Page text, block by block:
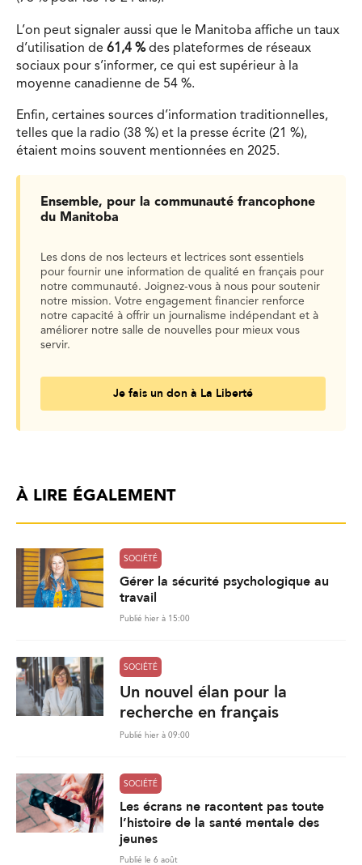
L’on peut signaler aussi que l e Manitoba affiche un taux
d’utilisation de 61,4 %des plateformes de réseaux
sociaux pour s’informer, ce qui est supérieur à la
moyenne canadienne de 54 %.
Enfin, certaines sources d’information traditionnelles,
telles que la radio (38 %) et la presse écrite (21 %),
étaient moins souvent mentionnées en 2025.
Ensemble, pour la communauté francophone
du Manitoba
Les dons de nos lecteurs et lectrices sont essentiels
pour fournir une information de qualité en français pour
notre communauté. Joignez-vous à nous pour soutenir
notre mission. Votre engagement financier renforce
notre capacité à offrir un journalisme indépendant et à
améliorer notre salle de nouvelles pour mieux vous
servir.
Je fais un don à La Liberté
À LIRE ÉGALEMENT
SOCIÉTÉ
Gérer la sécurité psychologique au
travail
Publié hier à 15:00
SOCIÉTÉ
Un nouvel élan pour la
recherche en français
Publié hier à 09:00
SOCIÉTÉ
Les écrans ne racontent pas toute
l’histoire de la santé mentale des
jeunes
Publié le 6 août